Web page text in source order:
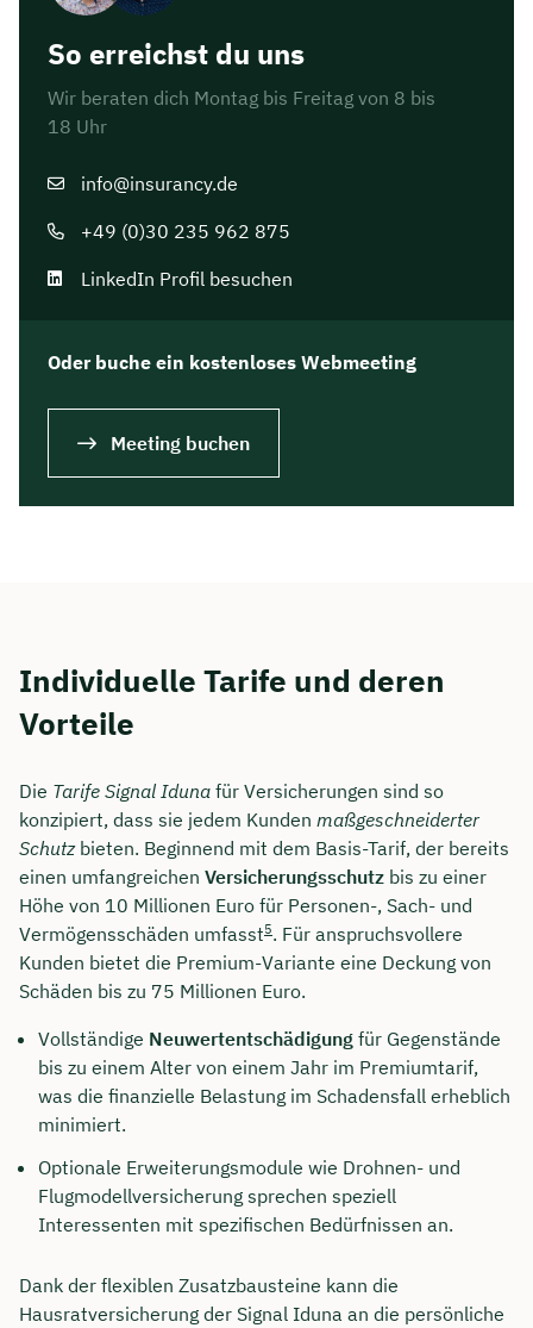
So erreichst du uns
Wir beraten dich Montag bis Freitag von 8 bis
18 Uhr
info@insurancy.de
+49 (0)30 235 962 875
LinkedIn Profil besuchen
Oder buche ein kostenloses Webmeeting
Meeting buchen
Individuelle Tarife und deren
Vorteile
Die Tarife Signal Iduna für Versicherungen sind so
konzipiert, dass sie jedem Kunden maßgeschneiderter
Schutzbieten. Beginnend mit dem Basis-Tarif, der bereits
einen umfangreichen Versicherungsschutz bis zu einer
Höhe von 10 Millionen Euro für Personen-, Sach- und
Vermögensschäden umfasst5. Für anspruchsvollere
Kunden bietet die Premium-Variante eine Deckung von
Schäden bis zu 75 Millionen Euro.
Vollständige Neuwertentschädigung für Gegenstände
bis zu einem Alter von einem Jahr im Premiumtarif,
was die finanzielle Belastung im Schadensfall erheblich
minimiert.
Optionale Erweiterungsmodule wie Drohnen- und
Flugmodellversicherung sprechen speziell
Interessenten mit spezifischen Bedürfnissen an.
Dank der flexiblen Zusatzbausteine kann die
Hausratversicherung der Signal Iduna an die persönliche